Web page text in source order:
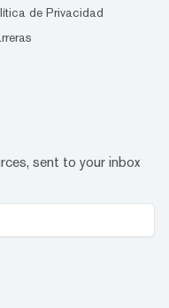
de Privacidad
sent to your inbox